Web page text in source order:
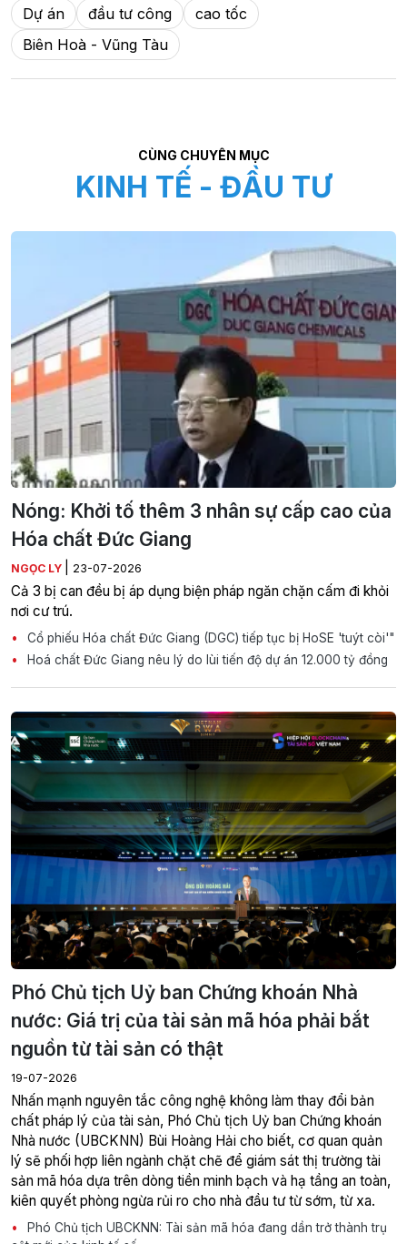
Dự án đầu tư công
cao tốc
Biên Hoà - Vũng Tàu
CÙNG CHUYÊN MỤC
KINH TẾ - ĐẦU TƯ
Nóng: Khởi tố thêm 3 nhân sự cấp cao của
Hóa chất Đức Giang
NGỌC LY 23-07-2026
Cả 3 bị can đều bị áp dụng biện pháp ngăn chặn cấm đi khỏi
nơi cư trú.
Cổ phiếu Hóa chất Đức Giang (DGC) tiếp tục bị HoSE 'tuýt còi'"
Hoá chất Đức Giang nêu lý do lùi tiến độ dự án 12.000 tỷ đồng
Phó Chủ tịch Uỷ ban Chứng khoán Nhà
nước: Giá trị của tài sản mã hóa phải bắt
nguồn từ tài sản có thật
19-07-2026
Nhấn mạnh nguyên tắc công nghệ không làm thay đổi bản
chất pháp lý của tài sản, Phó Chủ tịch Uỷ ban Chứng khoán
Nhà nước (UBCKNN) Bùi Hoàng Hải cho biết, cơ quan quản
lý sẽ phối hợp liên ngành chặt chẽ để giám sát thị trường tài
sản mã hóa dựa trên dòng tiền minh bạch và hạ tầng an toàn,
kiên quyết phòng ngừa rủi ro cho nhà đầu tư từ sớm, từ xa.
Phó Chủ tịch UBCKNN: Tài sản mã hóa đang dần trở thành trụ